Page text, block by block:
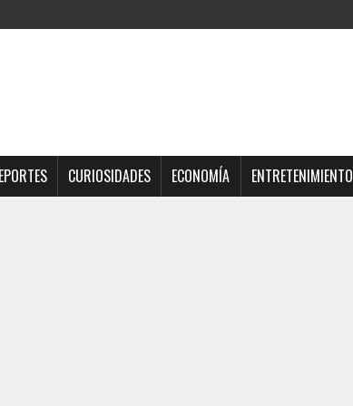
CURIOSIDADES ECONOMÍA ENTRETENIMIENTO